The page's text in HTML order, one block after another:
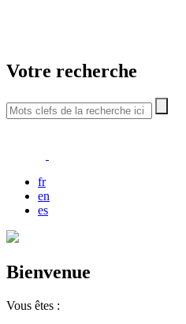
Votre recherche
fr
en
es
Bienvenue
Vous êtes :